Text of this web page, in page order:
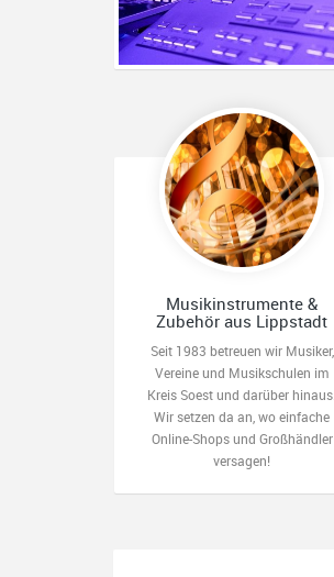
Musikinstrumente &
Zubehör aus Lippstadt
Seit 1983 betreuen wir Musiker,
Vereine und Musikschulen im
Kreis Soest und darüber hinaus.
Wir setzen da an, wo einfache
Online-Shops und Großhändler
versagen!